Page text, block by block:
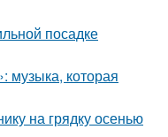
посадке
музыка, которая
на грядку осенью